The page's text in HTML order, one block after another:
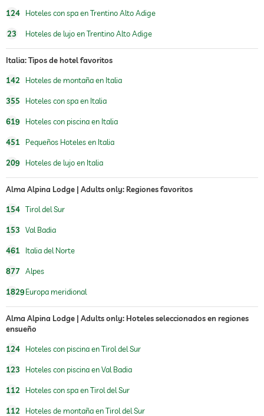
piscina climatizada
Boutique y Diseño
arquitecto, Gruber Andreas
concepto, Stylisch Ortsbezogen
habitación de relajación
124 Hoteles con spa en Trentino Alto Adige
23 Hoteles de lujo en Trentino Alto Adige
Italia: Tipos de hotel favoritos
142 Hoteles de montaña en Italia
355 Hoteles con spa en Italia
619 Hoteles con piscina en Italia
451 Pequeños Hoteles en Italia
209 Hoteles de lujo en Italia
Alma Alpina Lodge | Adults only: Regiones favoritos
154 Tirol del Sur
153 Val Badia
461 Italia del Norte
877 Alpes
1829Europa meridional
Alma Alpina Lodge | Adults only: Hoteles seleccionados en regiones
ensueño
124 Hoteles con piscina en Tirol del Sur
123 Hoteles con piscina en Val Badia
112 Hoteles con spa en Tirol del Sur
112 Hoteles de montaña en Tirol del Sur